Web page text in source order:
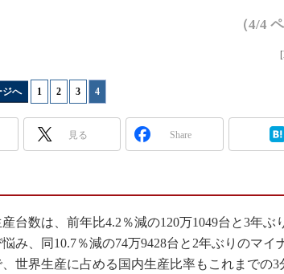
人テク展
スマート工場EXPO
EdgeTech+
日本ものづくりワールド
車載ソフト開発
ISO26262
デジタルツインとCAE
S＆OP
インダストリー4.0
（4/4
[
ジへ 1 2 3 4
見る Share
台数は、前年比4.2％減の120万1049台と3年ぶ
み、同10.7％減の74万9428台と2年ぶりのマイ
世界生産に占める国内生産比率もこれまでの3